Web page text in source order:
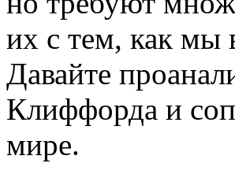
их с тем, как мы
Давайте
Клиффорда и
мире.